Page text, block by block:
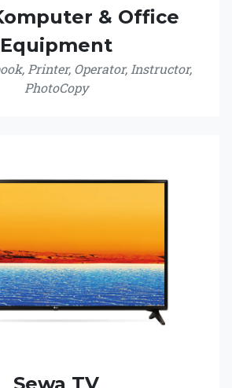
& Office
Equipment
Printer, Operator, Instructor,
PhotoCopy
Sewa TV